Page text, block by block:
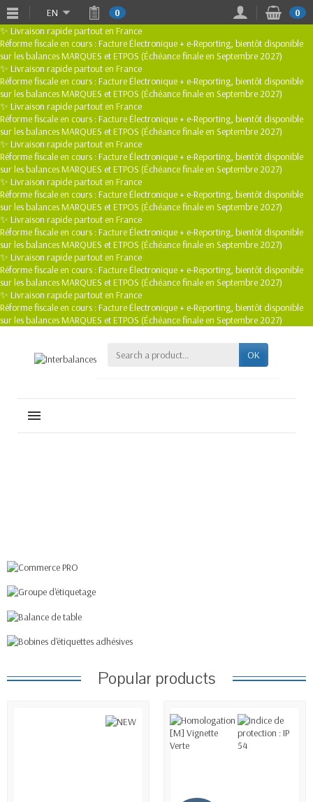
✨ Livraison rapide partout en France
Réforme fiscale en cours : Facture Électronique + e-Reporting, bientôt disponible
sur les balances MARQUES et ETPOS (Échéance finale en Septembre 2027)
✨ Livraison rapide partout en France
Réforme fiscale en cours : Facture Électronique + e-Reporting, bientôt disponible
sur les balances MARQUES et ETPOS (Échéance finale en Septembre 2027)
✨ Livraison rapide partout en France
Réforme fiscale en cours : Facture Électronique + e-Reporting, bientôt disponible
sur les balances MARQUES et ETPOS (Échéance finale en Septembre 2027)
✨ Livraison rapide partout en France
Réforme fiscale en cours : Facture Électronique + e-Reporting, bientôt disponible
sur les balances MARQUES et ETPOS (Échéance finale en Septembre 2027)
✨ Livraison rapide partout en France
Réforme fiscale en cours : Facture Électronique + e-Reporting, bientôt disponible
sur les balances MARQUES et ETPOS (Échéance finale en Septembre 2027)
✨ Livraison rapide partout en France
Réforme fiscale en cours : Facture Électronique + e-Reporting, bientôt disponible
sur les balances MARQUES et ETPOS (Échéance finale en Septembre 2027)
✨ Livraison rapide partout en France
Réforme fiscale en cours : Facture Électronique + e-Reporting, bientôt disponible
sur les balances MARQUES et ETPOS (Échéance finale en Septembre 2027)
✨ Livraison rapide partout en France
Réforme fiscale en cours : Facture Électronique + e-Reporting, bientôt disponible
sur les balances MARQUES et ETPOS (Échéance finale en Septembre 2027)
EN 0 0
OK
Groupe d'étiquetage
Balance de table
Bobines d'étiquettes
Popular products